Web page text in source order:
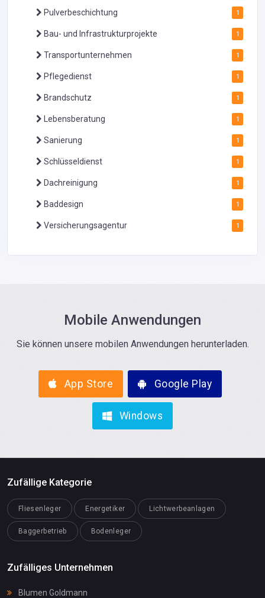
Pulverbeschichtung 1
Bau- und Infrastrukturprojekte 1
Transportunternehmen 1
Pflegedienst 1
Brandschutz 1
Lebensberatung 1
Sanierung 1
Schlüsseldienst 1
Dachreinigung 1
Baddesign 1
Versicherungsagentur 1
Mobile Anwendungen
Sie können unsere mobilen Anwendungen herunterladen.
App Store Google Play
Windows
Zufällige Kategorie
Fliesenleger Energetiker Lichtwerbeanlagen
Baggerbetrieb Bodenleger
Zufälliges Unternehmen
Blumen Goldmann